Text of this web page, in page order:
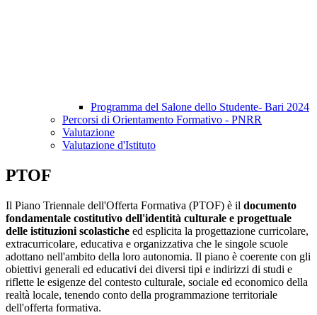
Programma del Salone dello Studente- Bari 2024
Percorsi di Orientamento Formativo - PNRR
Valutazione
Valutazione d'Istituto
PTOF
Il Piano Triennale dell'Offerta Formativa (PTOF) è il documento
fondamentale costitutivo dell'identità culturale e progettuale
delle istituzioni scolastiche ed esplicita la progettazione curricolare,
extracurricolare, educativa e organizzativa che le singole scuole
adottano nell'ambito della loro autonomia. Il piano è coerente con gli
obiettivi generali ed educativi dei diversi tipi e indirizzi di studi e
riflette le esigenze del contesto culturale, sociale ed economico della
realtà locale, tenendo conto della programmazione territoriale
dell'offerta formativa.